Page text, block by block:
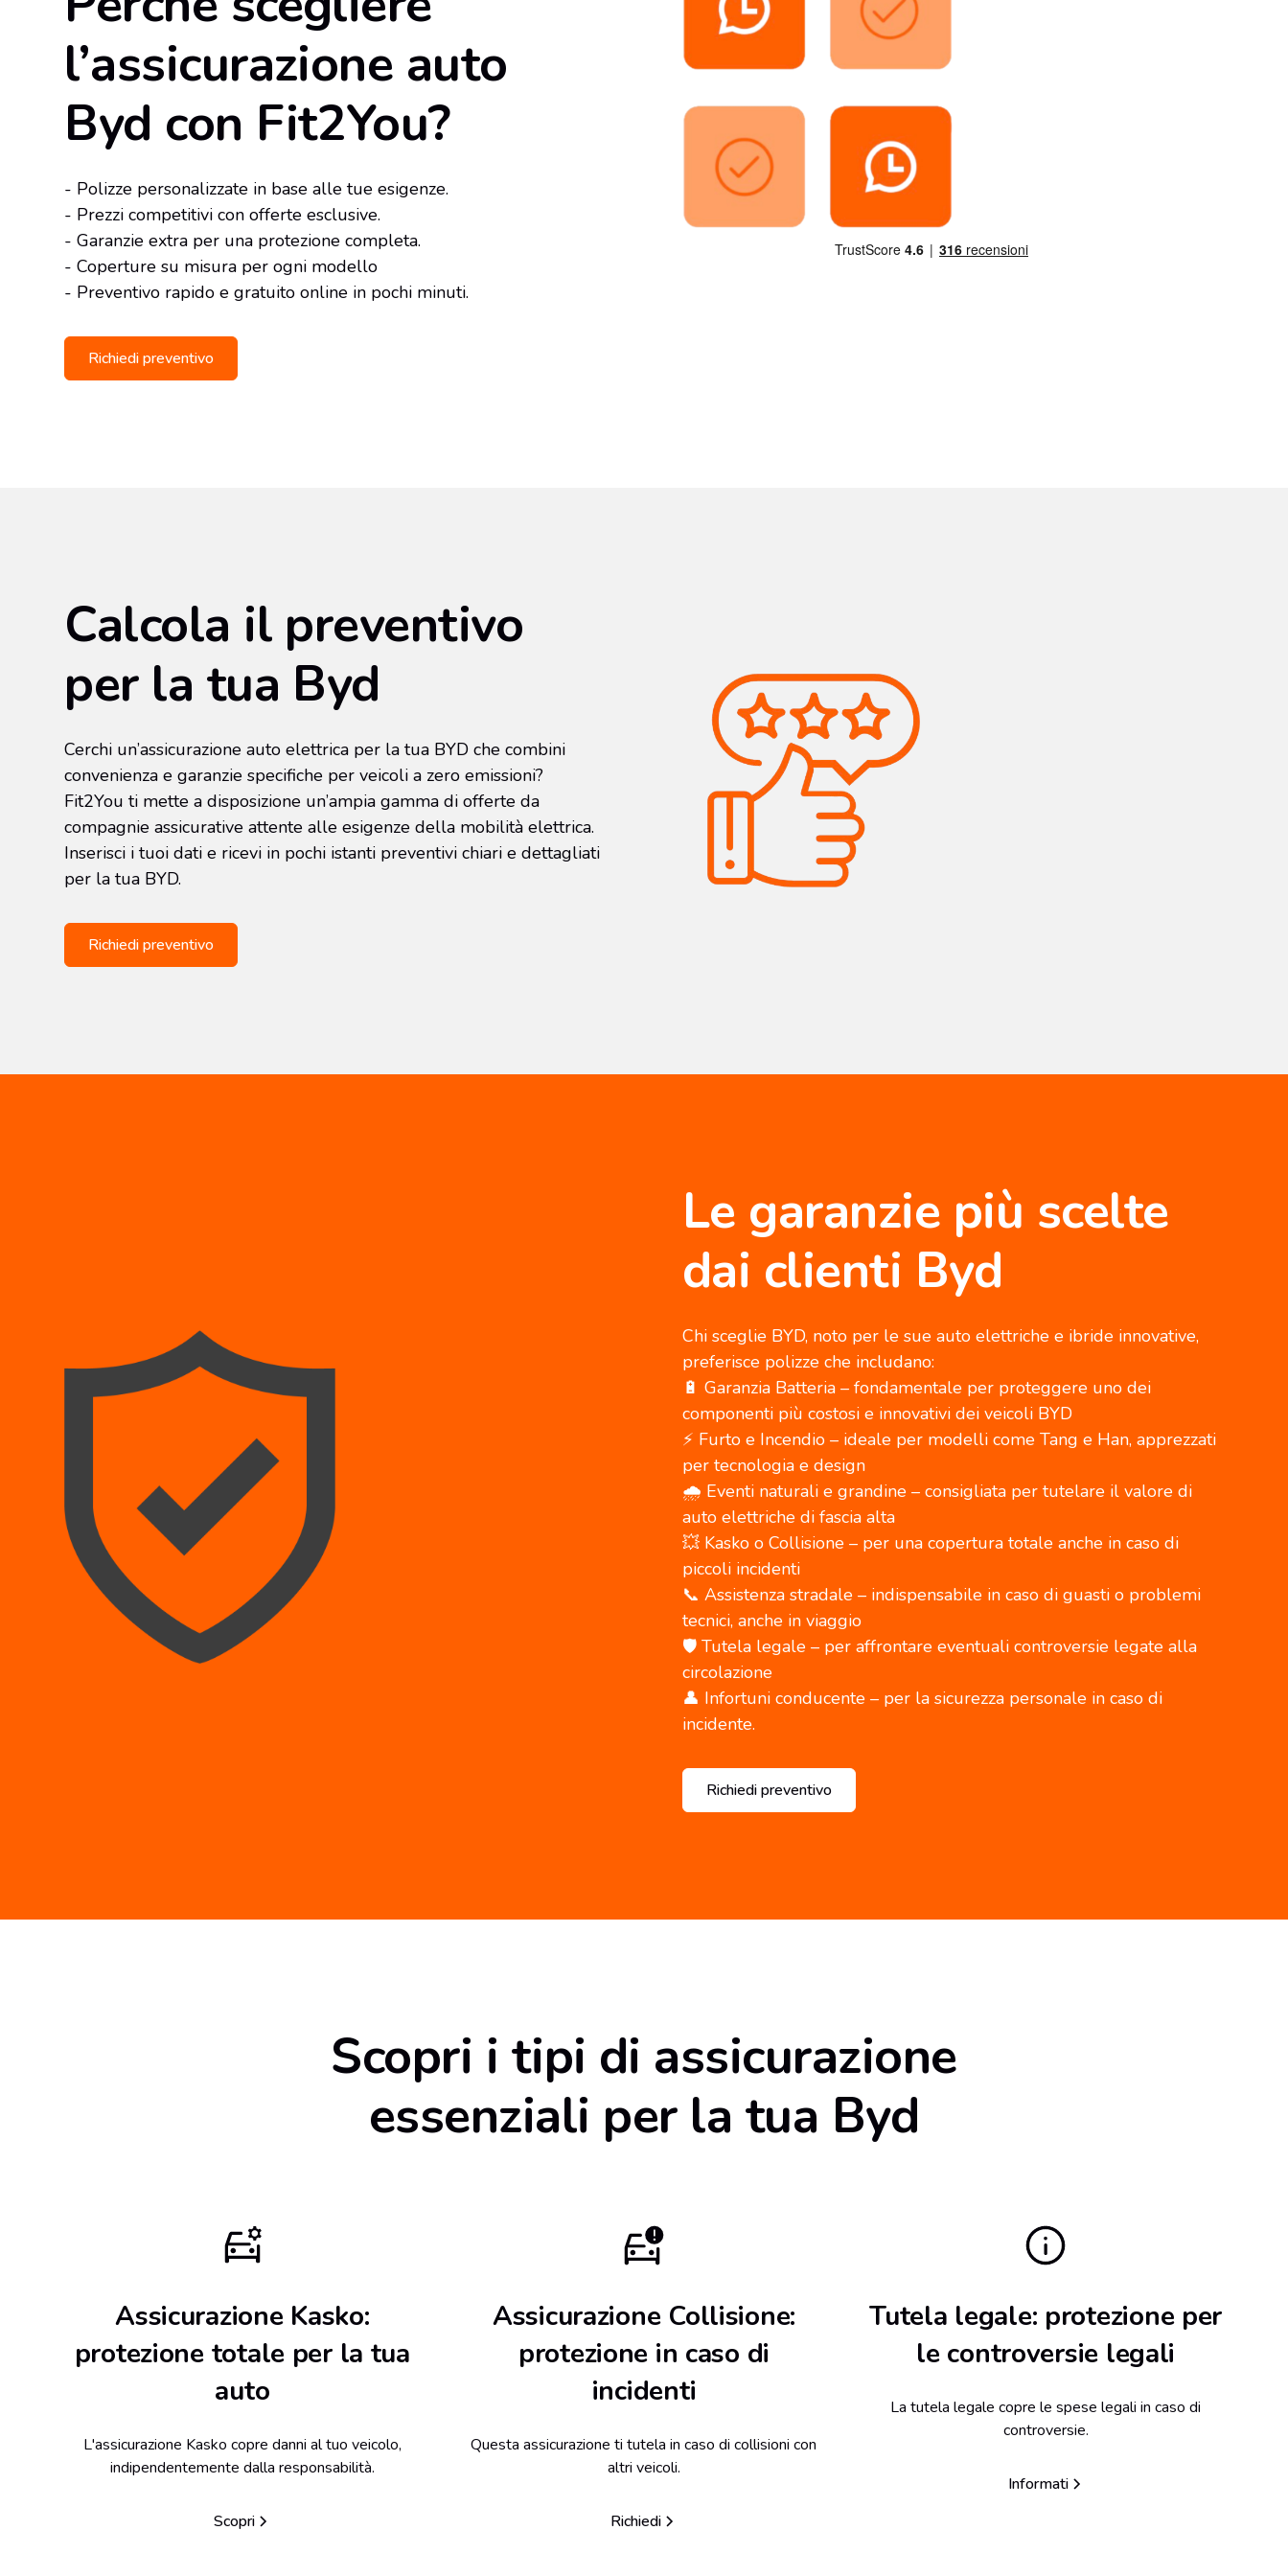
l’assicurazione auto
Byd con Fit2You?
- Polizze personalizzate in base alle tue esigenze.
- Prezzi competitivi con offerte esclusive.
- Garanzie extra per una protezione completa.
- Coperture su misura per ogni modello
- Preventivo rapido e gratuito online in pochi minuti.
Richiedi preventivo
Calcola il preventivo
per la tua Byd
Cerchi un’assicurazione auto elettrica per la tua BYD che combini
convenienza e garanzie specifiche per veicoli a zero emissioni?
Fit2You ti mette a disposizione un’ampia gamma di offerte da
compagnie assicurative attente alle esigenze della mobilità elettrica.
Inserisci i tuoi dati e ricevi in pochi istanti preventivi chiari e dettagliati
per la tua BYD.
Richiedi preventivo
Le garanzie più scelte
dai clienti Byd
Chi sceglie BYD, noto per le sue auto elettriche e ibride innovative,
preferisce polizze che includano:
🔋 Garanzia Batteria – fondamentale per proteggere uno dei
componenti più costosi e innovativi dei veicoli BYD
⚡ Furto e Incendio – ideale per modelli come Tang e Han, apprezzati
per tecnologia e design
🌧️ Eventi naturali e grandine – consigliata per tutelare il valore di
auto elettriche di fascia alta
💥 Kasko o Collisione – per una copertura totale anche in caso di
piccoli incidenti
📞 Assistenza stradale – indispensabile in caso di guasti o problemi
tecnici, anche in viaggio
🛡️ Tutela legale – per affrontare eventuali controversie legate alla
circolazione
👤 Infortuni conducente – per la sicurezza personale in caso di
incidente.
Richiedi preventivo
Scopri i tipi di assicurazione
essenziali per la tua Byd
Assicurazione Kasko:
protezione totale per la tua
auto
L'assicurazione Kasko copre danni al tuo veicolo,
indipendentemente dalla responsabilità.
Scopri
Assicurazione Collisione:
protezione in caso di
incidenti
Questa assicurazione ti tutela in caso di collisioni con
altri veicoli.
Richiedi
Tutela legale: protezione per
le controversie legali
La tutela legale copre le spese legali in caso di
controversie.
Informati